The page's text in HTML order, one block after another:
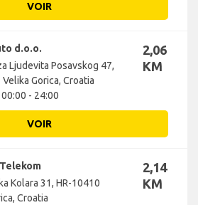
VOIR
d.o.o.
Ljudevita Posavskog 47,
Gorica, Croatia
- 24:00
2,06
KM
VOIR
Kolara 31, HR-10410
Croatia
2,14
KM